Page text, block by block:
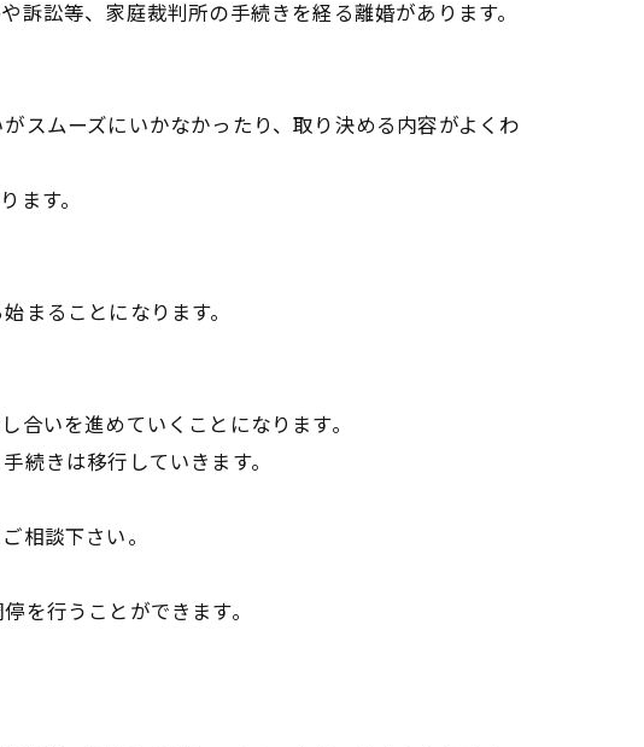
訴訟等、家庭裁判所の手続きを経る離婚があります。
スムーズにいかなかったり、取り決める内容がよくわ
ます。
まることになります。
合いを進めていくことになります。
続きは移行していきます。
相談下さい。
を行うことができます。